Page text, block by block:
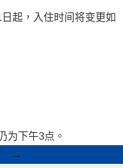
起，入住时间将变更如
为下午3点。
→